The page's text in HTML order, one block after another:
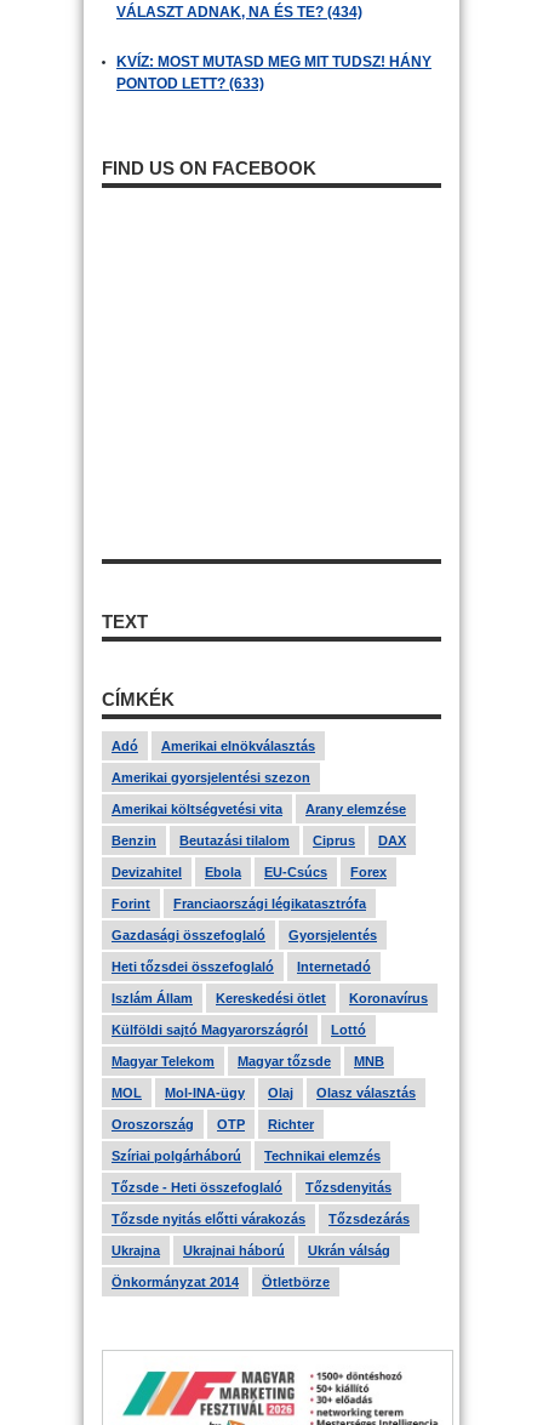
VÁLASZT ADNAK, NA ÉS TE? (434)
KVÍZ: MOST MUTASD MEG MIT TUDSZ! HÁNY
PONTOD LETT? (633)
FIND US ON FACEBOOK
TEXT
CÍMKÉK
Adó Amerikai elnökválasztás
Amerikai gyorsjelentési szezon
Amerikai költségvetési vita Arany elemzése
Benzin Beutazási tilalom Ciprus DAX
Devizahitel Ebola EU-Csúcs Forex
Forint Franciaországi légikatasztrófa
Gazdasági összefoglaló Gyorsjelentés
Heti tőzsdei összefoglaló Internetadó
Iszlám Állam Kereskedési ötlet Koronavírus
Külföldi sajtó Magyarországról Lottó
Magyar Telekom Magyar tőzsde MNB
MOL Mol-INA-ügy Olaj Olasz választás
Oroszország OTP Richter
Szíriai polgárháború Technikai elemzés
Tőzsde - Heti összefoglaló Tőzsdenyitás
Tőzsde nyitás előtti várakozás Tőzsdezárás
Ukrajna Ukrajnai háború Ukrán válság
Önkormányzat 2014 Ötletbörze